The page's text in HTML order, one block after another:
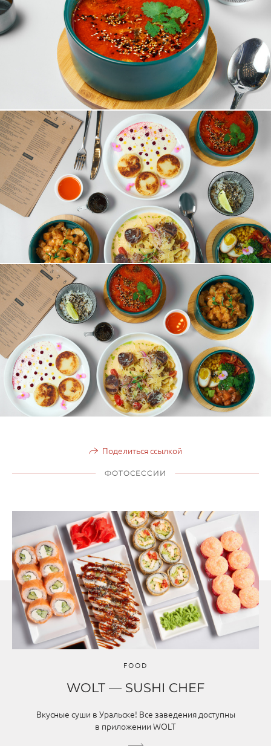
Поделиться ссылкой
ФОТОСЕССИИ
FOOD
WOLT — SUSHI CHEF
Вкусные суши в Уральске! Все заведения доступны
в приложении WOLT